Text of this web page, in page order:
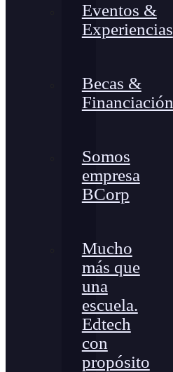
Eventos &
Experiencias
Becas &
Financiación
Somos
empresa
BCorp
Mucho
más que
una
escuela.
Edtech
con
propósito